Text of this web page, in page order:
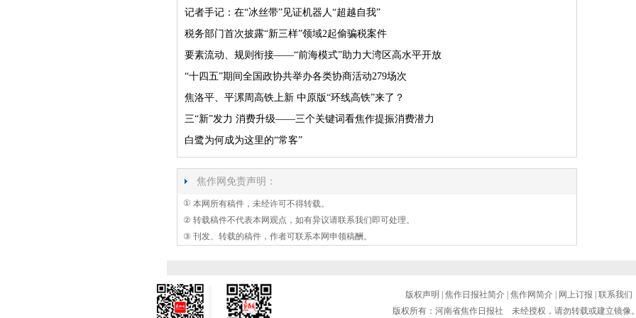
记者手记：在“冰丝带”见证机器人“超越自我”
税务部门首次披露“新三样”领域2起偷骗税案件
要素流动、规则衔接——“前海模式”助力大湾区高水平开放
“十四五”期间全国政协共举办各类协商活动279场次
焦洛平、平漯周高铁上新 中原版“环线高铁”来了？
三“新”发力 消费升级——三个关键词看焦作提振消费潜力
白鹭为何成为这里的“常客”
焦作网免责声明：
① 本网所有稿件，未经许可不得转载。
② 转载稿件不代表本网观点，如有异议请联系我们即可处理。
③ 刊发、转载的稿件，作者可联系本网申领稿酬。
版权声明 焦作日报社简介| 焦作网简介| 网上订报
联系我们
版权所有：河南省焦作日报社 未经授权，请勿转载或建立镜像